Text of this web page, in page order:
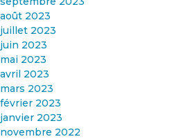
août 2023
juillet 2023
juin 2023
mai 2023
avril 2023
mars 2023
février 2023
janvier 2023
novembre 2022